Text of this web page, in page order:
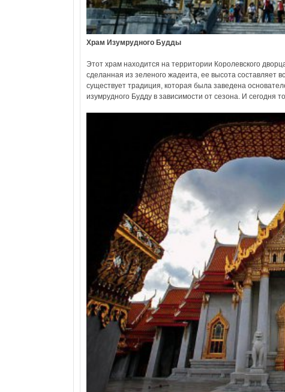
Храм Изумрудного Будды
Этот храм находится на территории Королевского
сделанная из зеленого жадеита, ее высота составляет
существует традиция, которая была заведена
изумрудного Будду в зависимости от сезона. И сегодня